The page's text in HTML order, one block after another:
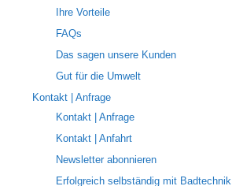
Ihre Vorteile
FAQs
Das sagen unsere Kunden
Gut für die Umwelt
Kontakt | Anfrage
Kontakt | Anfrage
Kontakt | Anfahrt
Newsletter abonnieren
Erfolgreich selbständig mit Badtechnik